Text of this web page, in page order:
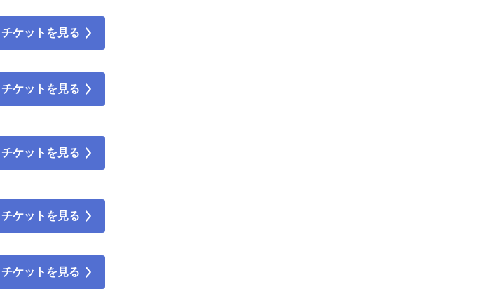
チケットを見る
チケットを見る
チケットを見る
チケットを見る
チケットを見る